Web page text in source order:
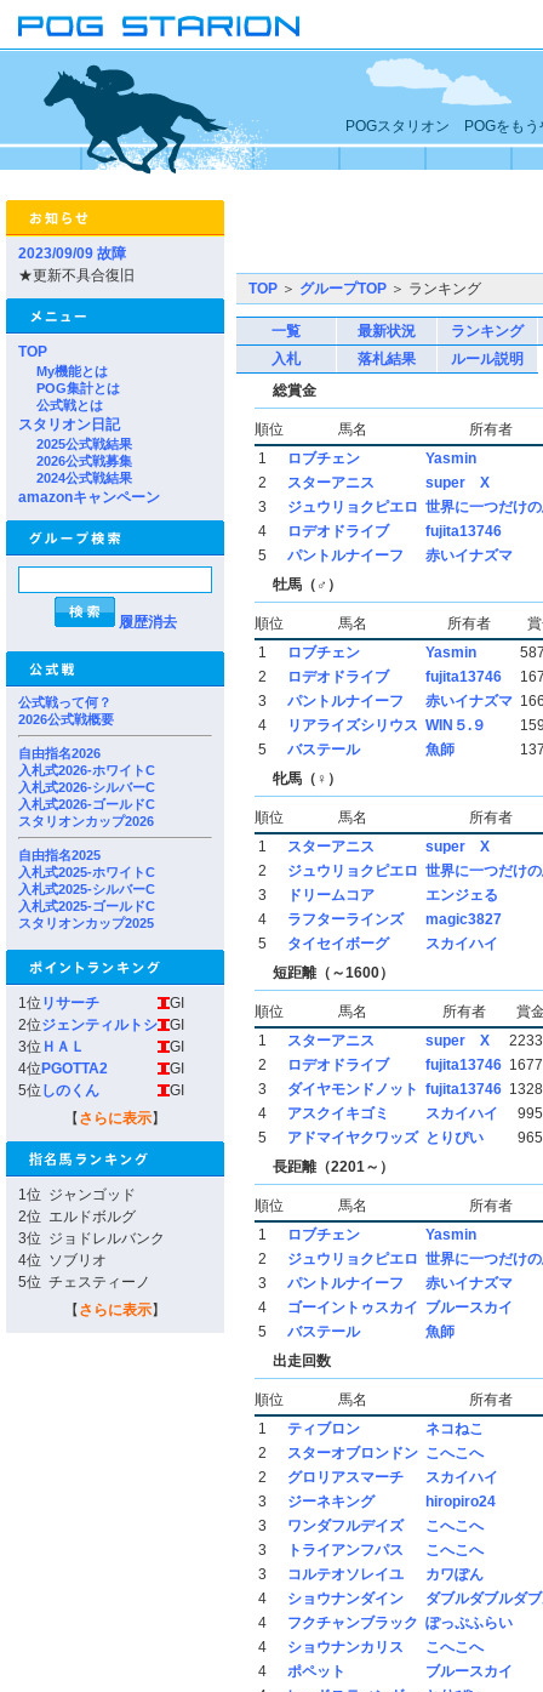
POGスタリオン POGをもう
2023/09/09 故障
★更新不具合復旧
TOP
My機能とは
POG集計とは
公式戦とは
スタリオン日記
2025公式戦結果
2026公式戦募集
2024公式戦結果
amazonキャンペーン
履歴消去
公式戦って何？
2026公式戦概要
自由指名2026
入札式2026-ホワイトC
入札式2026-シルバーC
入札式2026-ゴールドC
スタリオンカップ2026
自由指名2025
入札式2025-ホワイトC
入札式2025-シルバーC
入札式2025-ゴールドC
スタリオンカップ2025
1位 リサーチ
GI
2位ジェンティルトシ
GI
3位 ＨＡＬ
GI
4位 PGOTTA2
GI
5位 しのくん
GI
【 さらに表示】
1位 ジャンゴッド
2位 エルドボルグ
3位 ジョドレルバンク
4位 ソブリオ
5位 チェスティーノ
【 さらに表示】
TOP ＞ グループTOP ＞ ランキング
一覧 最新状況
ランキング
入札
落札結果
ルール説明
総賞金
順位 馬名
所有者
1
ロブチェン
Yasmin
2
スターアニス
super X
3
ジュウリョクピエロ 世界に一つだけ
4
ロデオドライブ
fujita13746
5
パントルナイーフ
赤いイナズマ
牡馬（♂）
順位 馬名 所有者
1
ロブチェン Yasmin
2
ロデオドライブ fujita13746
3
パントルナイーフ 赤いイナズマ
4
リアライズシリウス WIN５.９
5
バステール 魚師
牝馬（♀）
順位 馬名
所有者
1
スターアニス
super X
2
ジュウリョクピエロ 世界に一つだけ
3
ドリームコア
エンジェる
4
ラフターラインズ
magic3827
5
タイセイボーグ
スカイハイ
短距離（～1600）
順位 馬名 所有者
賞
1
スターアニス super X
2
ロデオドライブ fujita13746
3
ダイヤモンドノット fujita13746
4
アスクイキゴミ スカイハイ
5
アドマイヤクワッズ とりぴい
長距離（2201～）
順位 馬名
所有者
1
ロブチェン
Yasmin
2
ジュウリョクピエロ 世界に一つだけ
3
パントルナイーフ
赤いイナズマ
4
ゴーイントゥスカイ ブルースカイ
5
バステール
魚師
出走回数
順位 馬名
所有者
1
ティブロン
ネコねこ
2
スターオブロンドン こへこへ
2
グロリアスマーチ
スカイハイ
3
ジーネキング
hiropiro24
3
ワンダフルデイズ
こへこへ
3
トライアンフパス
こへこへ
3
コルテオソレイユ
カワぽん
4
ショウナンダイン
ダブルダブルダ
4
フクチャンブラック ぽっぷふらい
4
ショウナンカリス
こへこへ
4
ポペット
ブルースカイ